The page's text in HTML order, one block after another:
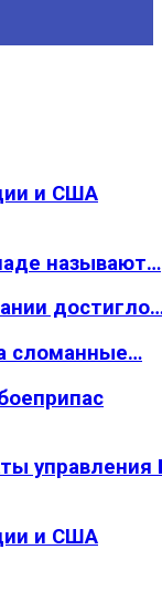
и США
называют…
сломанные…
и США